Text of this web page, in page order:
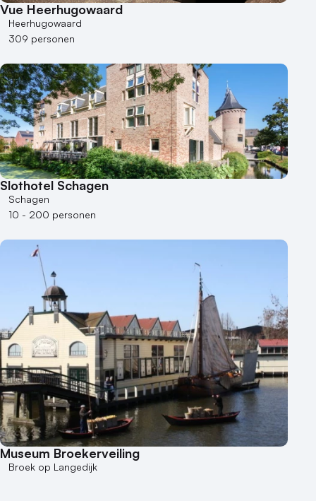
Groene locatie
Heisessie
Hotel
Hybride events
Industriële locatie
Kasteel en landgoed
Kleine / intieme locatie
Locaties aan zee
Museum
Theater
Varende locatie
Vue Heerhugowaard
Heerhugowaard
309 personen
Slothotel Schagen
Schagen
10 - 200 personen
Museum Broekerveiling
Broek op Langedijk